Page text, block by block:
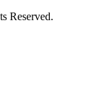
Reserved.